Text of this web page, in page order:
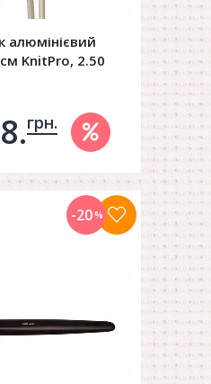
алюмінієвий
KnitPro, 2.50
в корзину
грн.
-20%